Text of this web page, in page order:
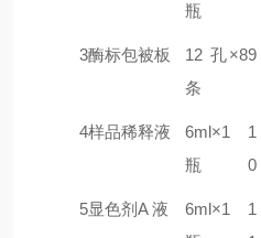
瓶
3酶标包被板
12 孔×8
条
9
4样品稀释液
6ml×1
瓶
1
0
5显色剂A 液
6ml×1
1